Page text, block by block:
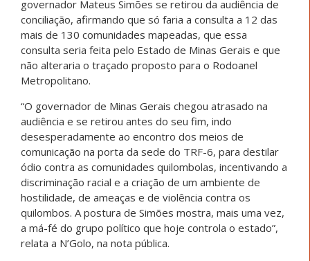
governador Mateus Simões se retirou da audiência de
conciliação, afirmando que só faria a consulta a 12 das
mais de 130 comunidades mapeadas, que essa
consulta seria feita pelo Estado de Minas Gerais e que
não alteraria o traçado proposto para o Rodoanel
Metropolitano.
“O governador de Minas Gerais chegou atrasado na
audiência e se retirou antes do seu fim, indo
desesperadamente ao encontro dos meios de
comunicação na porta da sede do TRF-6, para destilar
ódio contra as comunidades quilombolas, incentivando a
discriminação racial e a criação de um ambiente de
hostilidade, de ameaças e de violência contra os
quilombos. A postura de Simões mostra, mais uma vez,
a má-fé do grupo político que hoje controla o estado”,
relata a N’Golo, na nota pública.